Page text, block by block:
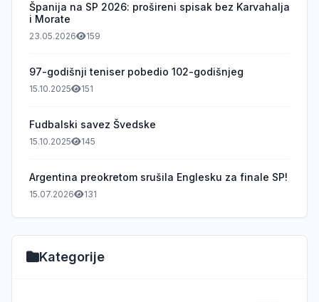
Španija na SP 2026: prošireni spisak bez Karvahalja
i Morate
23.05.2026 159
97-godišnji teniser pobedio 102-godišnjeg
15.10.2025 151
Fudbalski savez Švedske
15.10.2025 145
Argentina preokretom srušila Englesku za finale SP!
15.07.2026 131
Kategorije